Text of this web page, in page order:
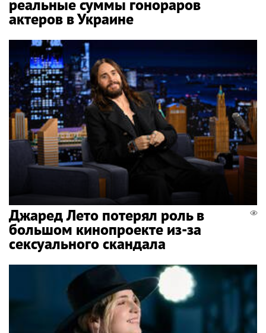
реальные суммы гонораров
актеров в Украине
Джаред Лето потерял роль в
большом кинопроекте из-за
сексуального скандала